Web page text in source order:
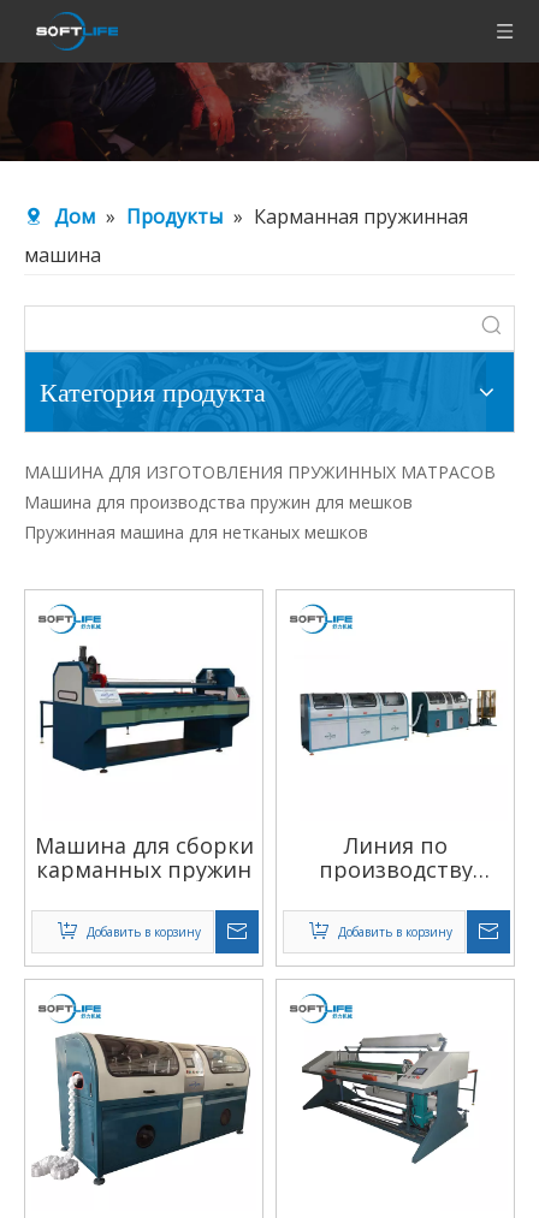
Дом » Продукты » Карманная пружинная
машина
Категория продукта
МАШИНА ДЛЯ ИЗГОТОВЛЕНИЯ ПРУЖИННЫХ МАТРАСОВ
Машина для производства пружин для мешков
Пружинная машина для нетканых мешков
Машина для сборки
карманных пружин
Добавить в корзину
Линия по
производству
карманных пружин
Добавить в корзину